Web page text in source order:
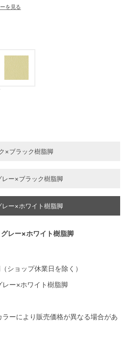
を見る
ラーにより販売価格が異なる場合があ
ショップ休業日を除く）
レー×ホワイト樹脂脚
×ブラック樹脂脚
レー×ブラック樹脂脚
レー×ホワイト樹脂脚
レー×ホワイト樹脂脚